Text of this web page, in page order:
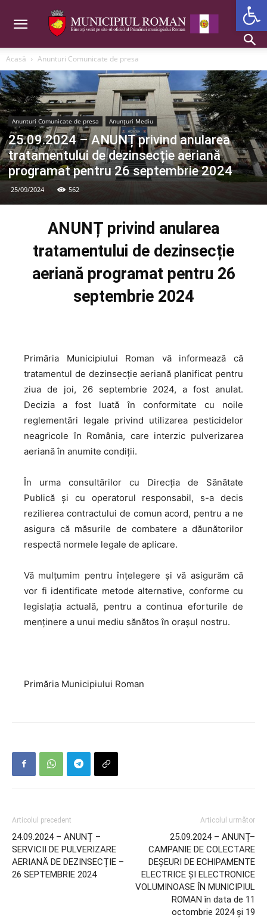
Acasă Anunturi Comunicate de presa
Anunturi Comunicate de presa Anunțuri Mediu
25.09.2024 – ANUNȚ privind anularea
tratamentului de dezinsecție aeriană
programat pentru 26 septembrie 2024
25/09/2024 562
ANUNȚ privind anularea
tratamentului de dezinsecție
aeriană programat pentru 26
septembrie 2024
Primăria Municipiului Roman vă informează că
tratamentul de dezinsecție aeriană planificat pentru
ziua de joi, 26 septembrie 2024, a fost anulat.
Decizia a fost luată în conformitate cu noile
reglementări legale privind utilizarea pesticidelor
neagricole în România, care interzic pulverizarea
aeriană în anumite condiții.
În urma consultărilor cu Direcția de Sănătate
Publică și cu operatorul responsabil, s-a decis
rezilierea contractului de comun acord, pentru a ne
asigura că măsurile de combatere a dăunătorilor
respectă normele legale de aplicare.
Vă mulțumim pentru înțelegere și vă asigurăm că
vor fi identificate metode alternative, conforme cu
legislația actuală, pentru a continua eforturile de
menținere a unui mediu sănătos în orașul nostru.
Primăria Municipiului Roman
Articolul precedent
24.09.2024 – ANUNȚ –
SERVICII DE PULVERIZARE
AERIANĂ DE DEZINSECȚIE –
26 SEPTEMBRIE 2024
Articolul următor
25.09.2024 – ANUNȚ–
CAMPANIE DE COLECTARE
DEȘEURI DE ECHIPAMENTE
ELECTRICE ȘI ELECTRONICE
VOLUMINOASE ÎN MUNICIPIUL
ROMAN în data de 11
octombrie 2024 și 19